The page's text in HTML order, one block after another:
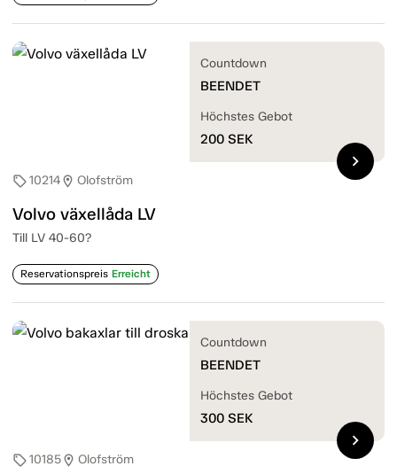
sell10214location_on Olofström
Volvo växellåda LV
Till LV 40-60?
Reservationspreis Erreicht
Countdown
BEENDET
Höchstes Gebot
200 SEK
chevron_right
sell10185location_on Olofström
Countdown
BEENDET
Höchstes Gebot
300 SEK
chevron_right